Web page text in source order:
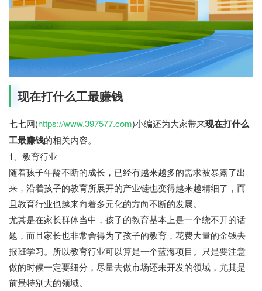
现在打什么工最赚钱
七七网(https://www.397577.com)小编还为大家带来现在打什么
工最赚钱的相关内容。
1、教育行业
随着孩子年龄不断的成长，已经有越来越多的需求被暴露了出
来，沿着孩子的教育所展开的产业链也变得越来越精细了，而
且教育行业也越来向着多元化的方向不断的发展。
尤其是在家长群体当中，孩子的教育基本上是一个绕不开的话
题，而且家长也非常舍得为了孩子的教育，花费大量的金钱去
报班学习。所以教育行业可以算是一个蓝海项目。只是要注意
做的时候一定要细分，尽量去做市场还未开发的领域，尤其是
前景特别大的领域。